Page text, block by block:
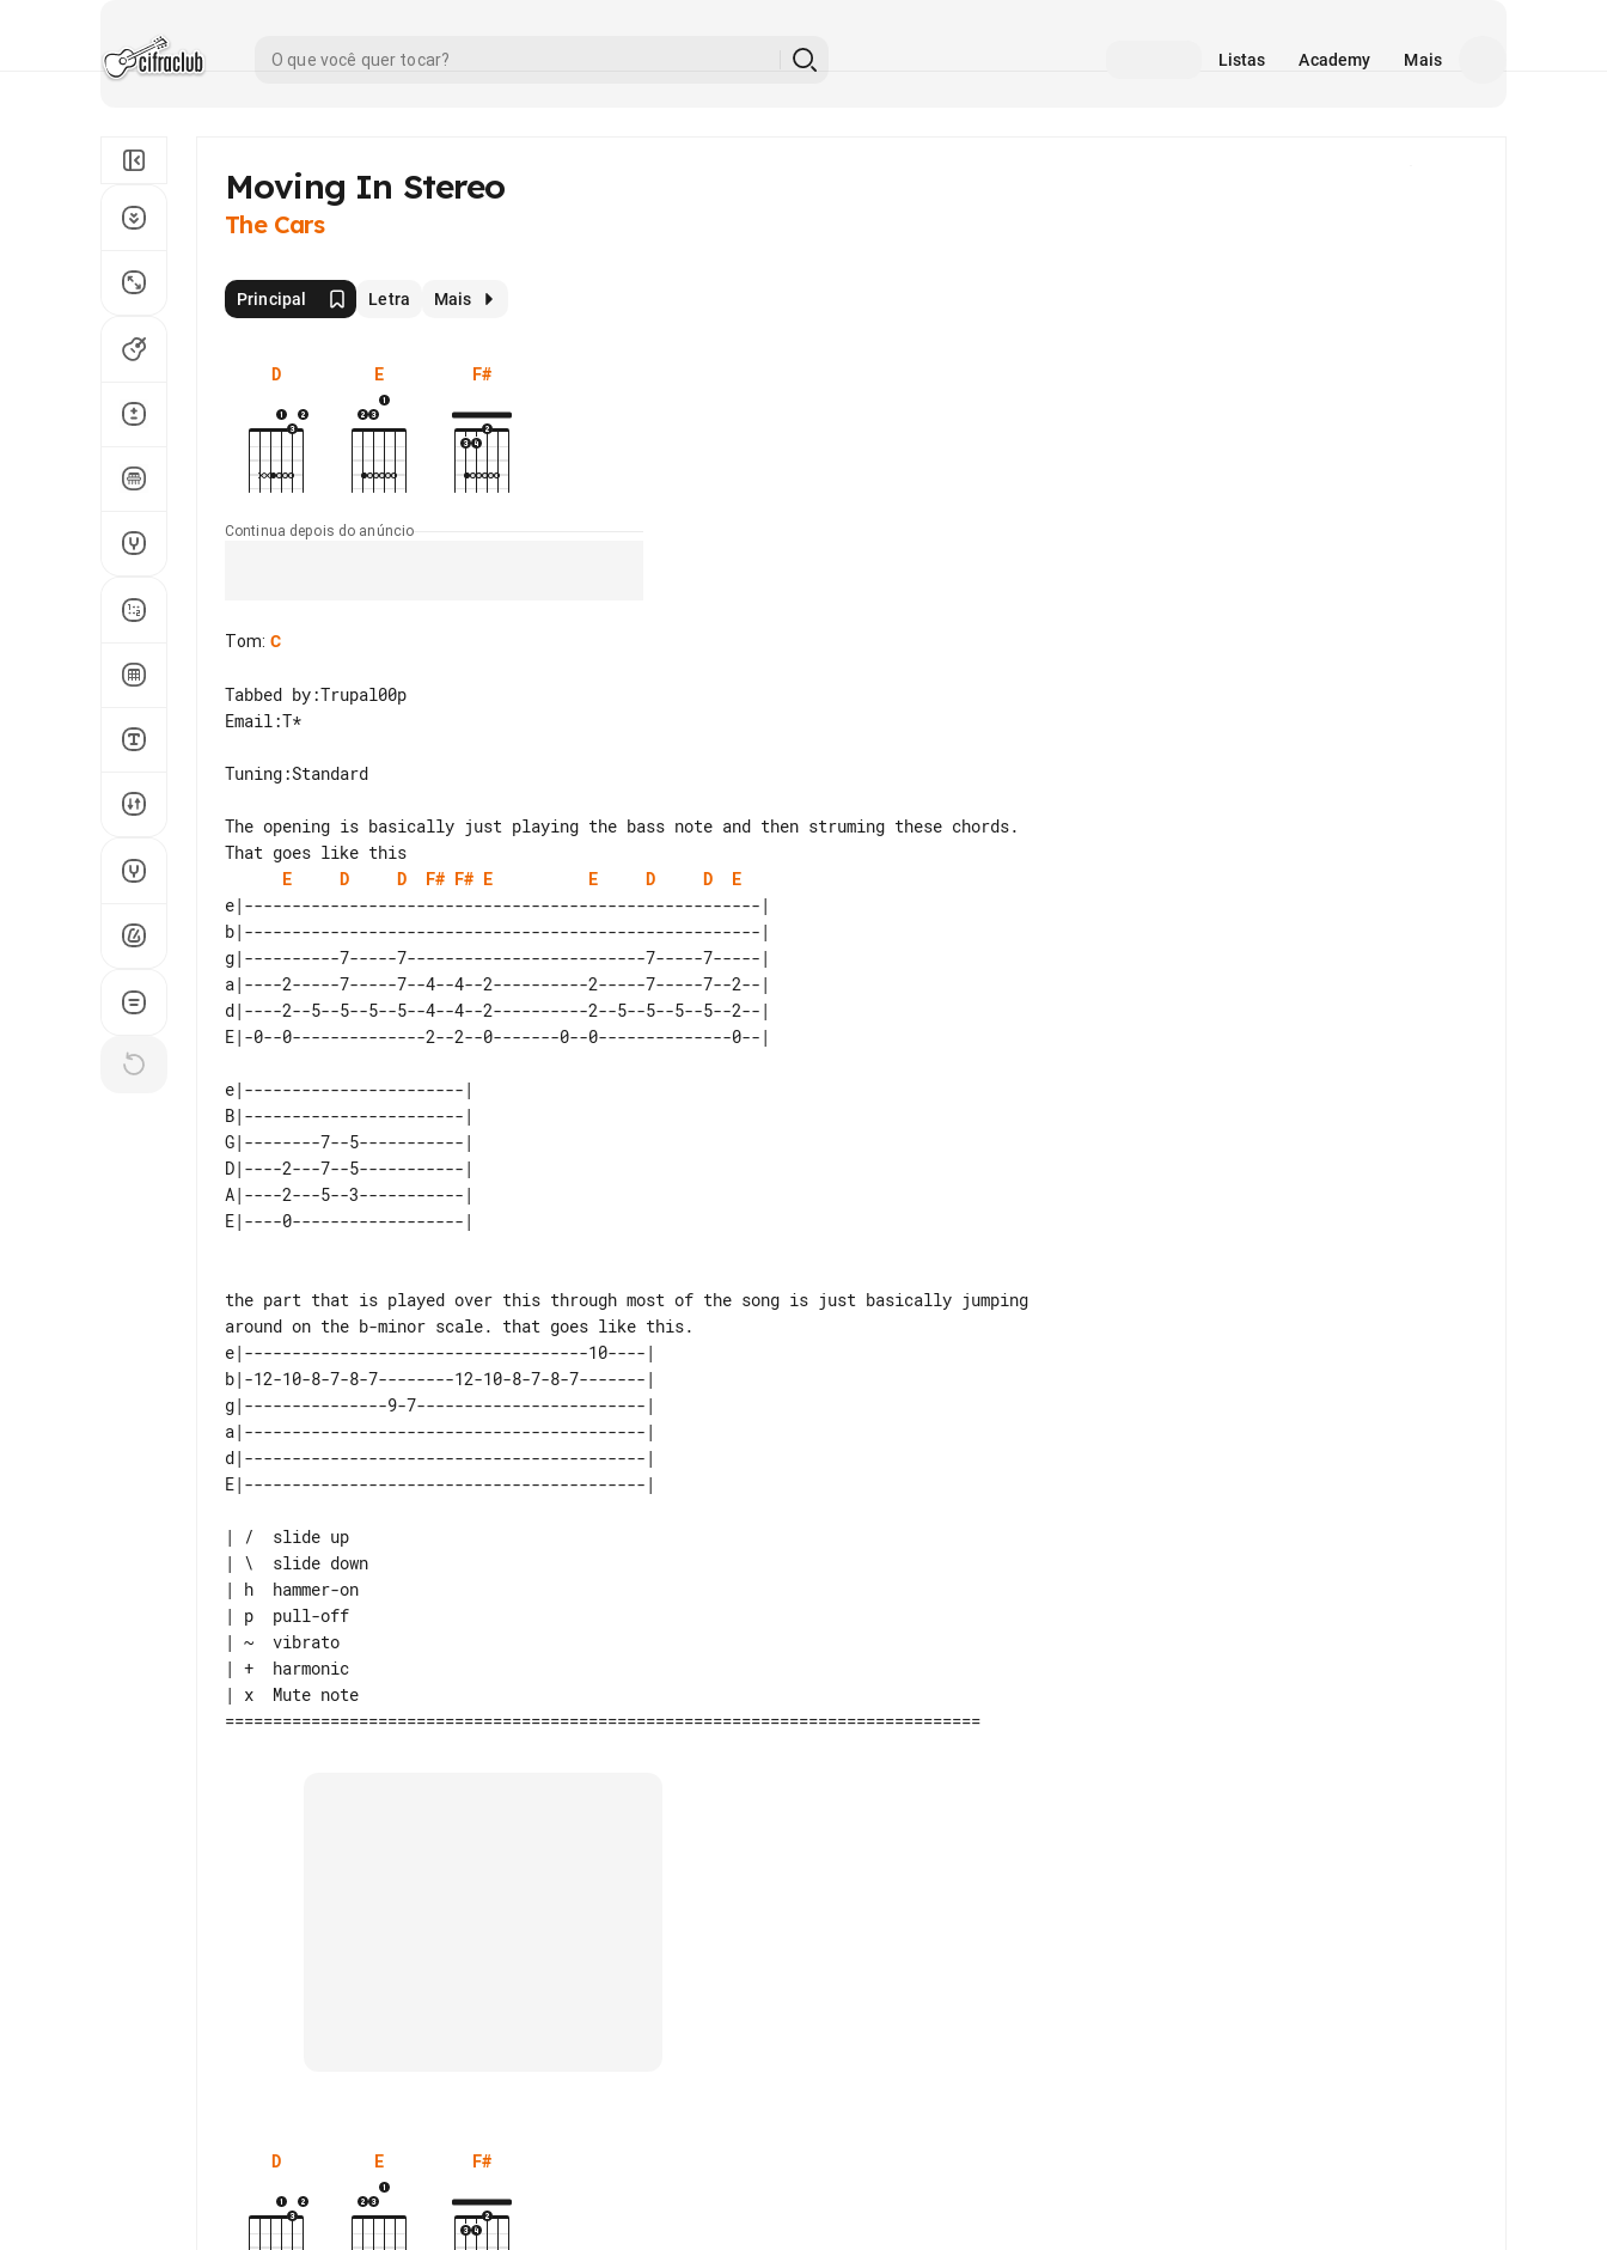
Listas Academy Mais
Moving In Stereo
The Cars
Principal Letra Mais
D E F#
Continua depois do anúncio
Tom: C
Tabbed by:Trupal00p
Email:T*
Tuning:Standard
The opening is basically just playing the bass note and then struming these chords.
E
D D F# F# E E D D
E
e|------------------------------------------------------|
b|------------------------------------------------------|
g|----------7-----7-------------------------7-----7-----|
a|----2-----7-----7--4--4--2----------2-----7-----7--2--|
d|----2--5--5--5--5--4--4--2----------2--5--5--5--5--2--|
e|-----------------------|
B|-----------------------|
G|--------7--5-----------|
D|----2---7--5-----------|
A|----2---5--3-----------|
the part that is played over this through most of the song is just basically jumping
e|------------------------------------10----|
b|-12-10-8-7-8-7--------12-10-8-7-8-7-------|
g|---------------9-7------------------------|
a|------------------------------------------|
d|------------------------------------------|
| /  slide up
| \  slide down
| h  hammer-on
| p  pull-off
| ~  vibrato
| +  harmonic
| x  Mute note
D E F#